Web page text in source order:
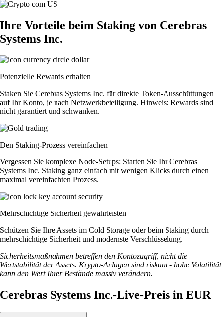
Ihre Vorteile beim Staking von Cerebras
Systems Inc.
Potenzielle Rewards erhalten
Staken Sie Cerebras Systems Inc. für direkte Token-Ausschüttungen
auf Ihr Konto, je nach Netzwerkbeteiligung. Hinweis: Rewards sind
nicht garantiert und schwanken.
Den Staking-Prozess vereinfachen
Vergessen Sie komplexe Node-Setups: Starten Sie Ihr Cerebras
Systems Inc. Staking ganz einfach mit wenigen Klicks durch einen
maximal vereinfachten Prozess.
Mehrschichtige Sicherheit gewährleisten
Schützen Sie Ihre Assets im Cold Storage oder beim Staking durch
mehrschichtige Sicherheit und modernste Verschlüsselung.
Sicherheitsmaßnahmen betreffen den Kontozugriff, nicht die
Wertstabilität der Assets. Krypto-Anlagen sind riskant - hohe Volatilität
kann den Wert Ihrer Bestände massiv verändern.
Cerebras Systems Inc.-Live-Preis in EUR